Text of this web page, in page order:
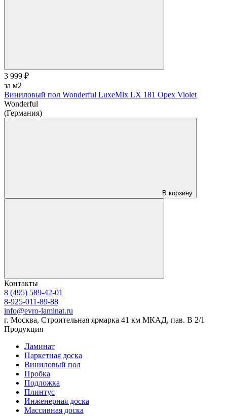
3 999 ₽
за м2
Виниловый пол Wonderful LuxeMix LX 181 Opex Violet
Wonderful
(Германия)
В корзину
Контакты
8 (495) 589-42-01
8-925-011-89-88
info@evro-laminat.ru
г. Москва, Строительная ярмарка 41 км МКАД, пав. В 2/1
Продукция
Ламинат
Паркетная доска
Виниловый пол
Пробка
Подложка
Плинтус
Инженерная доска
Массивная доска